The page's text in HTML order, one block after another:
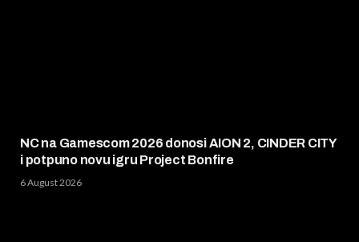
NC na Gamescom 2026 donosi AION 2, CINDER CITY
i potpuno novu igru Project Bonfire
6 August 2026